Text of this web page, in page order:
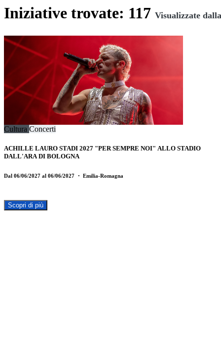
Iniziative trovate: 117 Visualizzate
Cultura Concerti
ACHILLE LAURO STADI 2027 "PER SEMPRE NOI" ALLO STADIO
DALL'ARA DI BOLOGNA
Dal 06/06/2027 al 06/06/2027 ・ Emilia-Romagna
Scopri di più